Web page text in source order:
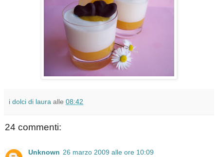
i dolci di laura alle 08:42
24 commenti:
Unknown 26 marzo 2009 alle ore 10:09